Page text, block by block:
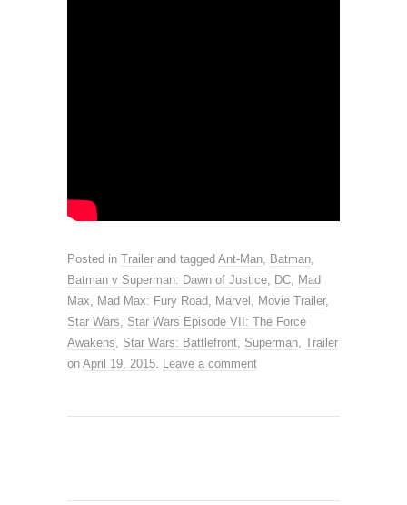
Posted in Trailer and tagged Ant-Man, Batman,
Batman v Superman: Dawn of Justice, DC, Mad
Max, Mad Max: Fury Road, Marvel , Movie Trailer,
Star Wars, Star Wars Episode VII: The Force
Awakens, Star Wars: Battlefront, Superman, Trailer
on April 19, 2015. Leave a comment